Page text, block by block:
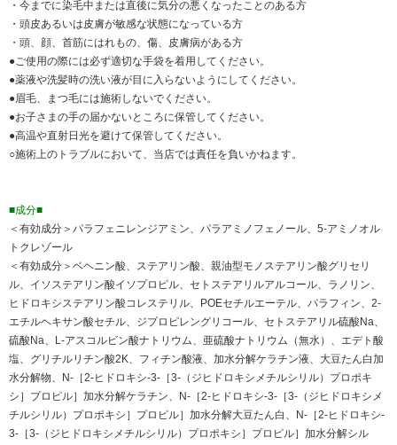
・今までに染毛中または直後に気分の悪くなったことのある方
・頭皮あるいは皮膚が敏感な状態になっている方
・頭、顔、首筋にはれもの、傷、皮膚病がある方
●ご使用の際には必ず適切な手袋を着用してください。
●薬液や洗髪時の洗い液が目に入らないようにしてください。
●眉毛、まつ毛には施術しないでください。
●お子さまの手の届かないところに保管してください。
●高温や直射日光を避けて保管してください。
○施術上のトラブルにおいて、当店では責任を負いかねます。
■成分■
＜有効成分＞パラフェニレンジアミン、パラアミノフェノール、5-アミノオル
トクレゾール
＜有効成分＞ベヘニン酸、ステアリン酸、親油型モノステアリン酸グリセリ
ル、イソステアリン酸イソプロピル、セトステアリルアルコール、ラノリン、
ヒドロキシステアリン酸コレステリル、POEセチルエーテル、パラフィン、2-
エチルヘキサン酸セチル、ジプロピレングリコール、セトステアリル硫酸Na、
硫酸Na、L-アスコルビン酸ナトリウム、亜硫酸ナトリウム（無水）、エデト酸
塩、グリチルリチン酸2K、フィチン酸液、加水分解ケラチン液、大豆たん白加
水分解物、N-［2-ヒドロキシ-3-［3-（ジヒドロキシメチルシリル）プロポキ
シ］プロピル］加水分解ケラチン、N-［2-ヒドロキシ-3-［3-（ジヒドロキシメ
チルシリル）プロポキシ］プロピル］加水分解大豆たん白、N-［2-ヒドロキシ-
3-［3-（ジヒドロキシメチルシリル）プロポキシ］プロピル］加水分解シル